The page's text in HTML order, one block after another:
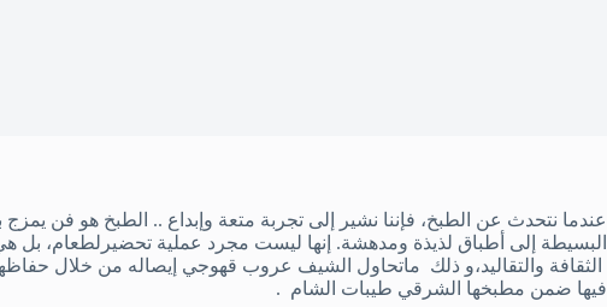
عندما نتحدث عن الطبخ، فإننا نشير إلى تجربة متعة وإبداع .. الطبخ هو فن يمزج
البسيطة إلى أطباق لذيذة ومدهشة. إنها ليست مجرد عملية تحضيرلطعام، بل
الثقافة والتقاليد،و ذلك ماتحاول الشيف عروب قهوجي إيصاله من خلال
فيها ضمن مطبخها الشرقي طيبات الشام .